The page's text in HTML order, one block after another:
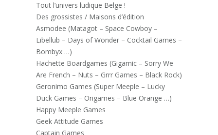
Tout l’univers ludique Belge !
Des grossistes / Maisons d’édition
Asmodee (Matagot – Space Cowboy –
Libellub – Days of Wonder – Cocktail Games –
Bombyx …)
Hachette Boardgames (Gigamic – Sorry We
Are French – Nuts – Grrr Games – Black Rock)
Geronimo Games (Super Meeple – Lucky
Duck Games – Origames – Blue Orange …)
Happy Meeple Games
Geek Attitude Games
Captain Games